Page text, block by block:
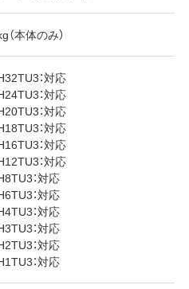
（本体のみ）
：対応
：対応
：対応
：対応
：対応
：対応
：対応
：対応
：対応
：対応
：対応
：対応